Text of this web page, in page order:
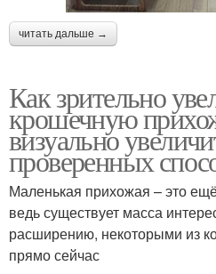
читать дальше →
Как зрительно
крошечную
визуально
проверенных
Маленькая прихожая – это
ведь существует масса
расширению, некоторыми из
прямо сейчас